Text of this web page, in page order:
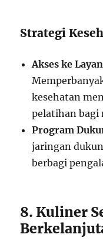
Strategi
Akses ke
kesehatan
pelatihan bagi
Program
jaringan
berbagi
8. Kuliner